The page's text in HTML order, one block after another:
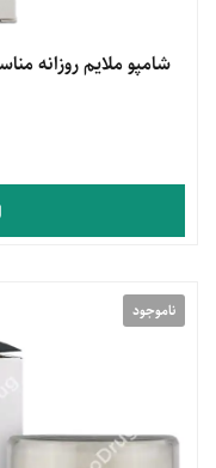
مشاهده محصول
ناموجود